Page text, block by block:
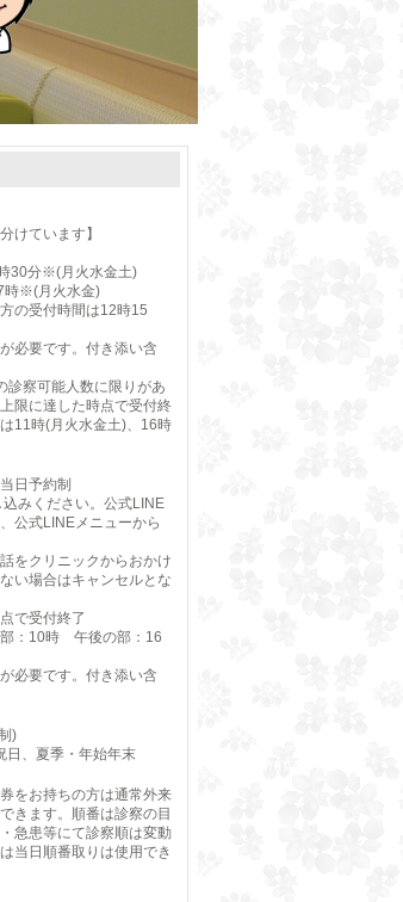
けています】
30分※(月火水金土)
火水金)
の受付時間は12時15
必要です。付き添い含
察可能人数に限りがあ
限に達した時点で受付終
11時(月火水金土)、16時
日予約制
みください。公式LINE
公式LINEメニューから
をクリニックからおかけ
い場合はキャンセルとな
で受付終了
：10時 午後の部：16
必要です。付き添い含
)
日、夏季・年始年末
をお持ちの方は通常外来
きます。順番は診察の目
急患等にて診察順は変動
当日順番取りは使用でき